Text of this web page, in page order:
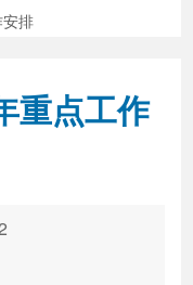
解读回应
排
重点工作